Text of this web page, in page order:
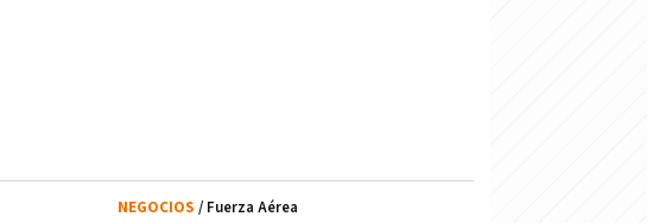
NEGOCIOS / Fuerza Aérea